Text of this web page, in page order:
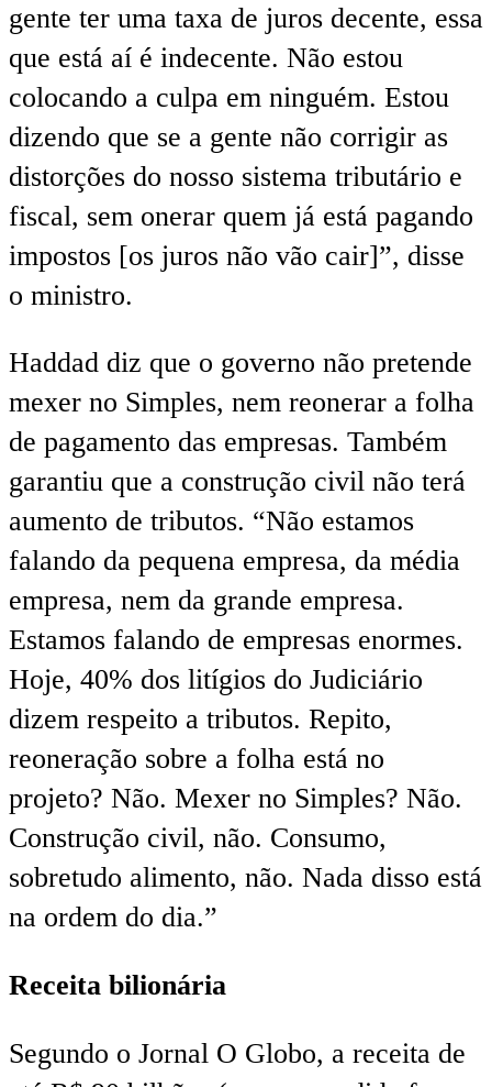
gente ter uma taxa de juros decente, essa
que está aí é indecente. Não estou
colocando a culpa em ninguém. Estou
dizendo que se a gente não corrigir as
distorções do nosso sistema tributário e
fiscal, sem onerar quem já está pagando
impostos [os juros não vão cair]”, disse
o ministro.
Haddad diz que o governo não pretende
mexer no Simples, nem reonerar a folha
de pagamento das empresas. Também
garantiu que a construção civil não terá
aumento de tributos. “Não estamos
falando da pequena empresa, da média
empresa, nem da grande empresa.
Estamos falando de empresas enormes.
Hoje, 40% dos litígios do Judiciário
dizem respeito a tributos. Repito,
reoneração sobre a folha está no
projeto? Não. Mexer no Simples? Não.
Construção civil, não. Consumo,
sobretudo alimento, não. Nada disso está
na ordem do dia.”
Receita bilionária
Segundo o Jornal O Globo, a receita de